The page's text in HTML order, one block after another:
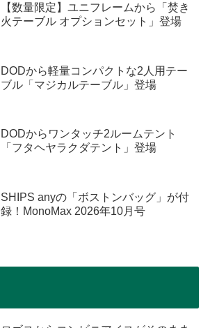
【数量限定】ユニフレームから「焚き
火テーブル オプションセット」登場
DODから軽量コンパクトな2人用テー
ブル「マジカルテーブル」登場
DODからワンタッチ2ルームテント
「フタヘヤラクダテント」登場
SHIPS anyの「ボストンバッグ」が付
録！MonoMax 2026年10月号